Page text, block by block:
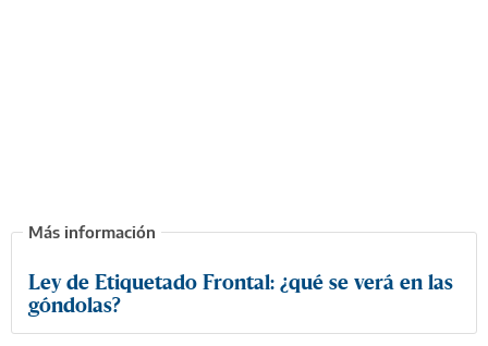
Ley de Etiquetado Frontal: ¿qué se verá en las
góndolas?